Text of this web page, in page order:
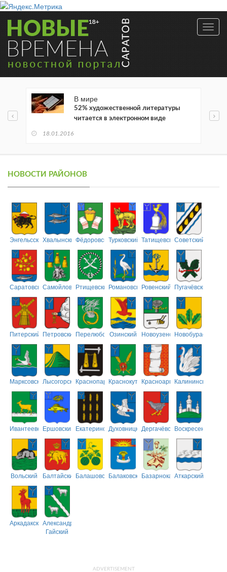
В мире
52% художественной литературы
читается в электронном виде
18.01.2016
НОВОСТИ РАЙОНОВ
ЭнгельсскийХвалынскийФёдоровскийТурковский ТатищевскийСоветский
СаратовскийСамойловскийРтищевскийРомановскийРовенский Пугачёвский
Питерский ПетровскийПерелюбскийОзинский НовоузенскийНовобурасский
МарксовскийЛысогорскийКраснопартизанский
КраснокутскийКрасноармейский
Калининский
ИвантеевскийЕршовский ЕкатериновскийДуховницкийДергачёвскийВоскресенский
Вольский БалтайскийБалашовскийБалаковскийБазарнокарабулакский
Аткарский
АркадакскийАлександрово-
Гайский
ADVERTISEMENT